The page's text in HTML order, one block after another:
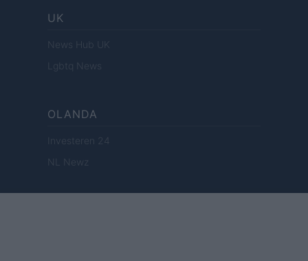
UK
News Hub UK
Lgbtq News
OLANDA
Investeren 24
NL Newz